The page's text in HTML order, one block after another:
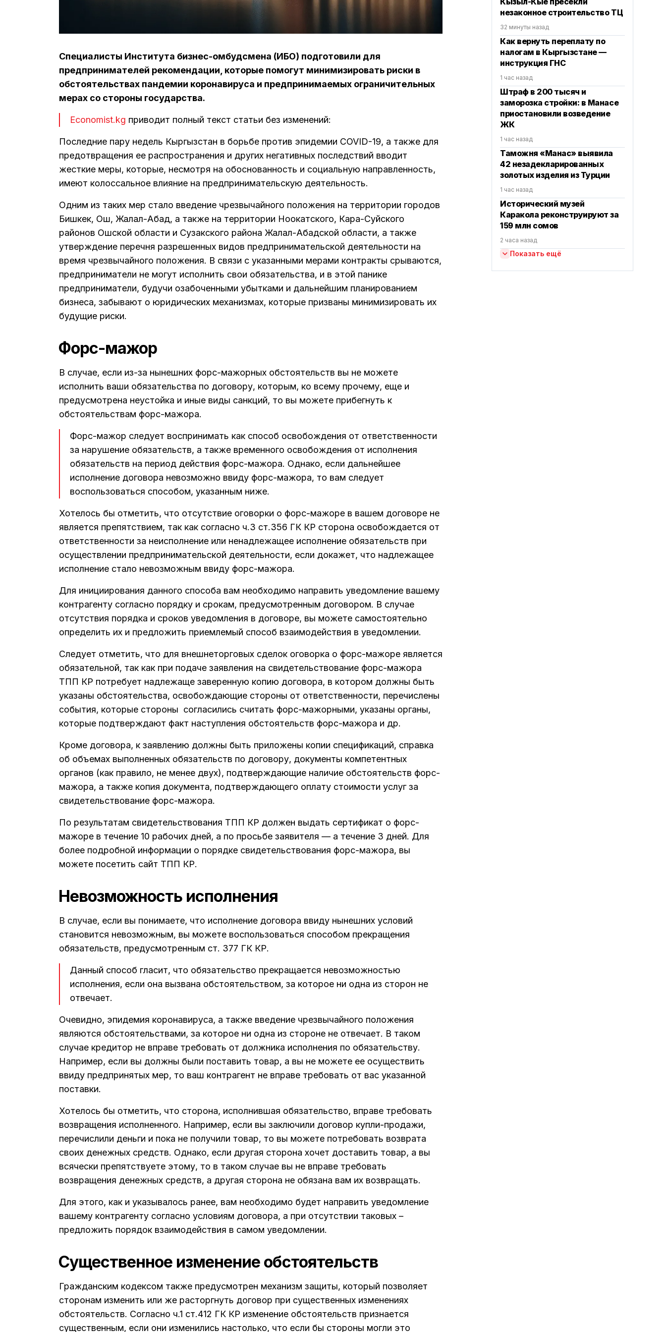
Специалисты Института бизнес-омбудсмена (ИБО) подготовили для
предпринимателей рекомендации, которые помогут минимизировать риски в
обстоятельствах пандемии коронавируса и предпринимаемых ограничительных
мерах со стороны государства.
Economist.kg приводит полный текст статьи без изменений:
Последние пару недель Кыргызстан в борьбе против эпидемии COVID-19, а также для
предотвращения ее распространения и других негативных последствий вводит
жесткие меры, которые, несмотря на обоснованность и социальную направленность,
имеют колоссальное влияние на предпринимательскую деятельность.
Одним из таких мер стало введение чрезвычайного положения на территории городов
Бишкек, Ош, Жалал-Абад, а также на территории Ноокатского, Кара-Суйского
районов Ошской области и Сузакского района Жалал-Абадской области, а также
утверждение перечня разрешенных видов предпринимательской деятельности на
время чрезвычайного положения. В связи с указанными мерами контракты срываются,
предприниматели не могут исполнить свои обязательства, и в этой панике
предприниматели, будучи озабоченными убытками и дальнейшим планированием
бизнеса, забывают о юридических механизмах, которые призваны минимизировать их
будущие риски.
Форс-мажор
В случае, если из-за нынешних форс-мажорных обстоятельств вы не можете
исполнить ваши обязательства по договору, которым, ко всему прочему, еще и
предусмотрена неустойка и иные виды санкций, то вы можете прибегнуть к
обстоятельствам форс-мажора.
Форс-мажор следует воспринимать как способ освобождения от ответственности
за нарушение обязательств, а также временного освобождения от исполнения
обязательств на период действия форс-мажора. Однако, если дальнейшее
исполнение договора невозможно ввиду форс-мажора, то вам следует
воспользоваться способом, указанным ниже.
Хотелось бы отметить, что отсутствие оговорки о форс-мажоре в вашем договоре не
является препятствием, так как согласно ч.3 ст.356 ГК КР сторона освобождается от
ответственности за неисполнение или ненадлежащее исполнение обязательств при
осуществлении предпринимательской деятельности, если докажет, что надлежащее
исполнение стало невозможным ввиду форс-мажора.
Для инициирования данного способа вам необходимо направить уведомление вашему
контрагенту согласно порядку и срокам, предусмотренным договором. В случае
отсутствия порядка и сроков уведомления в договоре, вы можете самостоятельно
определить их и предложить приемлемый способ взаимодействия в уведомлении.
Следует отметить, что для внешнеторговых сделок оговорка о форс-мажоре является
обязательной, так как при подаче заявления на свидетельствование форс-мажора
ТПП КР потребует надлежаще заверенную копию договора, в котором должны быть
указаны обстоятельства, освобождающие стороны от ответственности, перечислены
события, которые стороны согласились считать форс-мажорными, указаны органы,
которые подтверждают факт наступления обстоятельств форс-мажора и др.
Кроме договора, к заявлению должны быть приложены копии спецификаций, справка
об объемах выполненных обязательств по договору, документы компетентных
органов (как правило, не менее двух), подтверждающие наличие обстоятельств форс-
мажора, а также копия документа, подтверждающего оплату стоимости услуг за
свидетельствование форс-мажора.
По результатам свидетельствования ТПП КР должен выдать сертификат о форс-
мажоре в течение 10 рабочих дней, а по просьбе заявителя — а течение 3 дней. Для
более подробной информации о порядке свидетельствования форс-мажора, вы
можете посетить сайт ТПП КР.
Невозможность исполнения
В случае, если вы понимаете, что исполнение договора ввиду нынешних условий
становится невозможным, вы можете воспользоваться способом прекращения
обязательств, предусмотренным ст. 377 ГК КР.
Данный способ гласит, что обязательство прекращается невозможностью
исполнения, если она вызвана обстоятельством, за которое ни одна из сторон не
отвечает.
Очевидно, эпидемия коронавируса, а также введение чрезвычайного положения
являются обстоятельствами, за которое ни одна из стороне не отвечает. В таком
случае кредитор не вправе требовать от должника исполнения по обязательству.
Например, если вы должны были поставить товар, а вы не можете ее осуществить
ввиду предпринятых мер, то ваш контрагент не вправе требовать от вас указанной
поставки.
Хотелось бы отметить, что сторона, исполнившая обязательство, вправе требовать
возвращения исполненного. Например, если вы заключили договор купли-продажи,
перечислили деньги и пока не получили товар, то вы можете потребовать возврата
своих денежных средств. Однако, если другая сторона хочет доставить товар, а вы
всячески препятствуете этому, то в таком случае вы не вправе требовать
возвращения денежных средств, а другая сторона не обязана вам их возвращать.
Для этого, как и указывалось ранее, вам необходимо будет направить уведомление
вашему контрагенту согласно условиям договора, а при отсутствии таковых –
предложить порядок взаимодействия в самом уведомлении.
Существенное изменение обстоятельств
Гражданским кодексом также предусмотрен механизм защиты, который позволяет
сторонам изменить или же расторгнуть договор при существенных изменениях
обстоятельств. Согласно ч.1 ст.412 ГК КР изменение обстоятельств признается
существенным, если они изменились настолько, что если бы стороны могли это
незаконное строительство ТЦ
32 минуты назад
Как вернуть переплату по
налогам в Кыргызстане —
инструкция ГНС
1 час назад
Штраф в 200 тысяч и
заморозка стройки: в Манасе
приостановили возведение
ЖК
1 час назад
Таможня «Манас» выявила
42 незадекларированных
золотых изделия из Турции
1 час назад
Исторический музей
Каракола реконструируют за
159 млн сомов
2 часа назад
Показать ещё